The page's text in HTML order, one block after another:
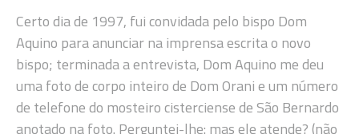
Certo dia de 1997, fui convidada pelo bispo Dom
Aquino para anunciar na imprensa escrita o novo
bispo; terminada a entrevista, Dom Aquino me deu
uma foto de corpo inteiro de Dom Orani e um número
de telefone do mosteiro cisterciense de São Bernardo
anotado na foto. Perguntei-lhe: mas ele atende? (não